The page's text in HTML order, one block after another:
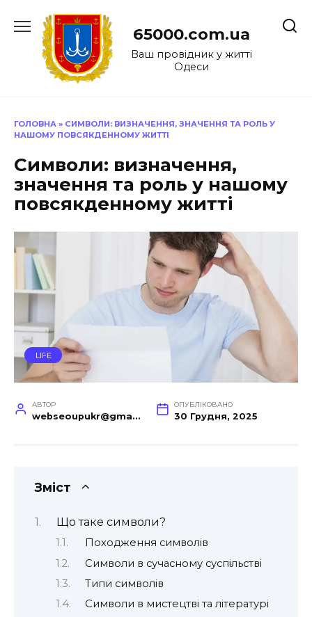
до
65000.com.ua
Ваш провідник у житті
Одеси
ГОЛОВНА » СИМВОЛИ: ВИЗНАЧЕННЯ, ЗНАЧЕННЯ ТА РОЛЬ У
НАШОМУ ПОВСЯКДЕННОМУ ЖИТТІ
Символи: визначення,
значення та роль у нашому
повсякденному житті
LIFE
АВТОР
webseoupukr@gmail.com
ОПУБЛІКОВАНО
30 Грудня, 2025
Зміст
Що таке символи?
Походження символів
Символи в сучасному суспільстві
Типи символів
Символи в мистецтві та літературі